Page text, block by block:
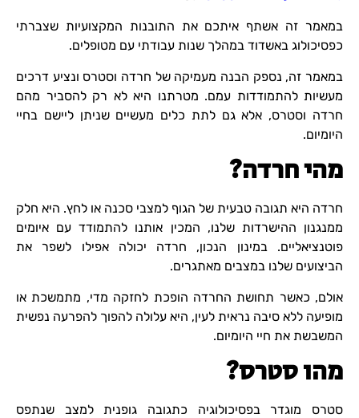
במאמר זה אשתף איתכם את התובנות המקצועיות שצברתי
כפסיכולוג באשדוד במהלך שנות עבודתי עם מטופלים.
במאמר זה, נספק הבנה מעמיקה של חרדה וסטרס ונציע דרכים
מעשיות להתמודדות עמם. מטרתנו היא לא רק להסביר מהם
חרדה וסטרס, אלא גם לתת כלים מעשיים שניתן ליישם בחיי
היומיום.
מהי חרדה?
חרדה היא תגובה טבעית של הגוף למצבי סכנה או לחץ. היא חלק
ממנגנון ההישרדות שלנו, המכין אותנו להתמודד עם איומים
פוטנציאליים. במינון הנכון, חרדה יכולה אפילו לשפר את
הביצועים שלנו במצבים מאתגרים.
אולם, כאשר תחושת החרדה הופכת לחזקה מדי, מתמשכת או
מופיעה ללא סיבה נראית לעין, היא עלולה להפוך להפרעה נפשית
המשבשת את חיי היומיום.
מהו סטרס?
סטרס מוגדר בפסיכולוגיה כתגובה גופנית למצב שנתפס